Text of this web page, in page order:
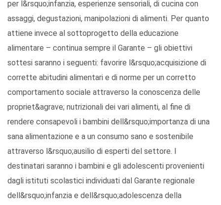
per l&rsquo;infanzia, esperienze sensoriali, di cucina con
assaggi, degustazioni, manipolazioni di alimenti. Per quanto
attiene invece al sottoprogetto della educazione
alimentare – continua sempre il Garante – gli obiettivi
sottesi saranno i seguenti: favorire l&rsquo;acquisizione di
corrette abitudini alimentari e di norme per un corretto
comportamento sociale attraverso la conoscenza delle
propriet&agrave; nutrizionali dei vari alimenti, al fine di
rendere consapevoli i bambini dell&rsquo;importanza di una
sana alimentazione e a un consumo sano e sostenibile
attraverso l&rsquo;ausilio di esperti del settore. I
destinatari saranno i bambini e gli adolescenti provenienti
dagli istituti scolastici individuati dal Garante regionale
dell&rsquo;infanzia e dell&rsquo;adolescenza della